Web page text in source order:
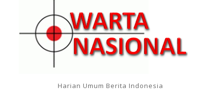
Harian Umum Berita Indonesia